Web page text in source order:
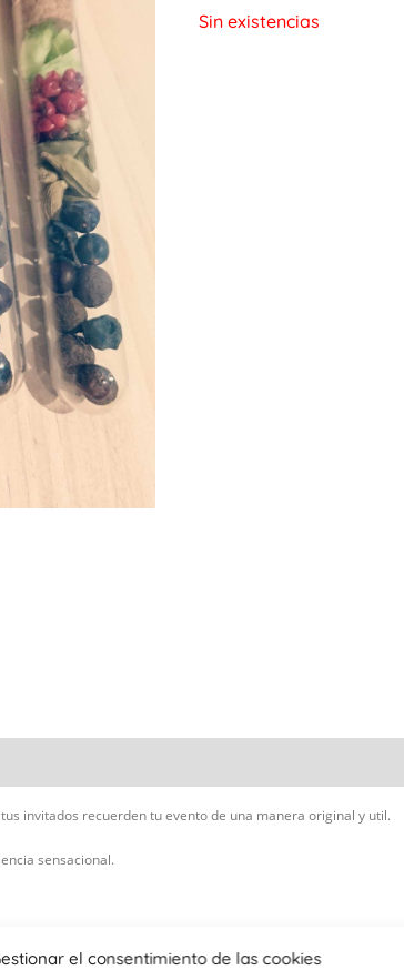
el consentimiento de las cookies
Sin existencias
invitados recuerden tu evento de una manera original y util.
sensacional.